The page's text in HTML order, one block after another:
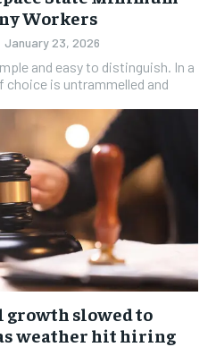
Workers
January 23, 2026
and easy to distinguish. In a
choice is untrammelled and
growth slowed to
weather hit hiring